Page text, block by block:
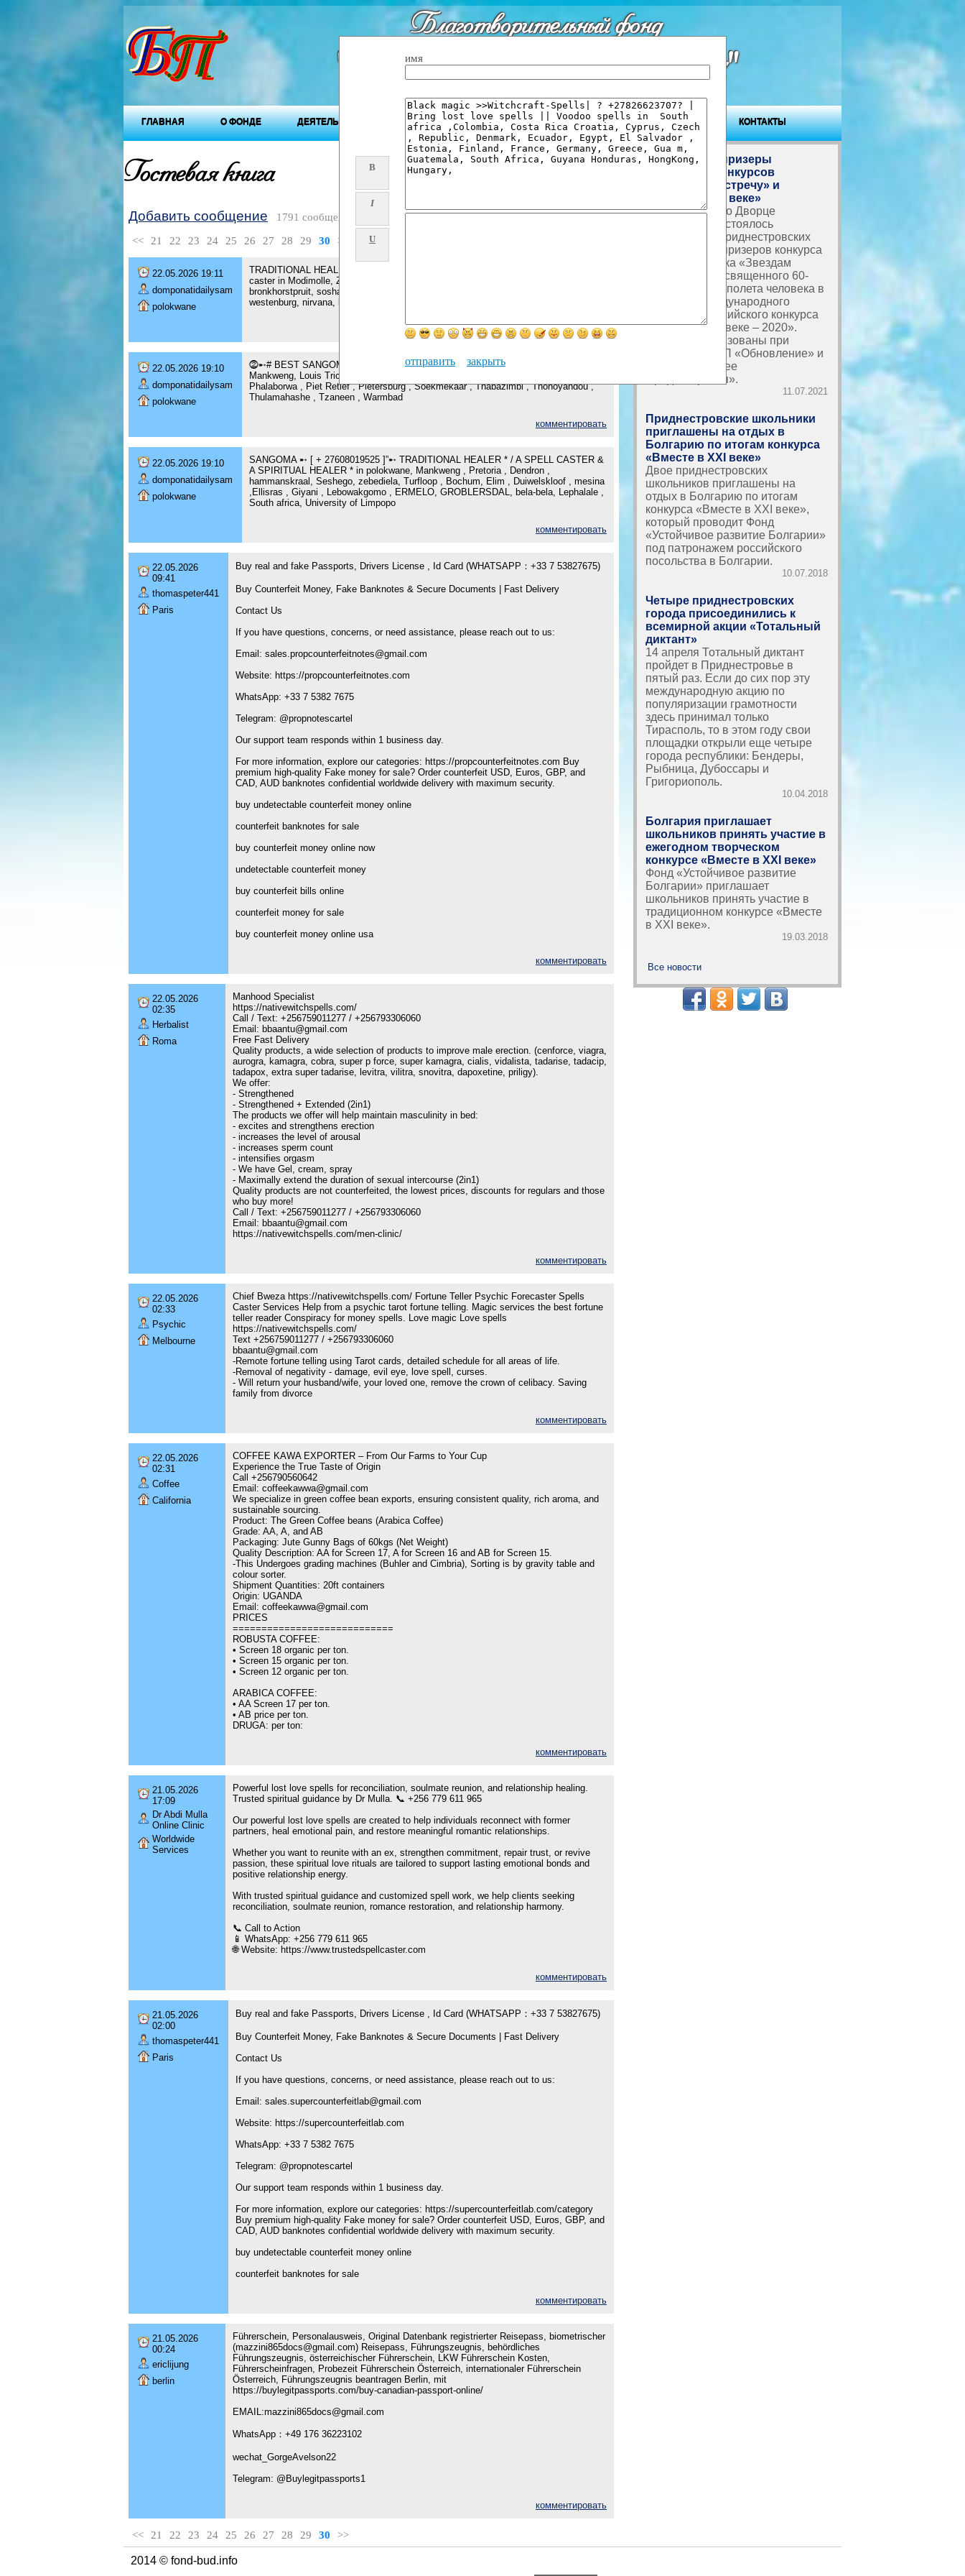
Благотворительный фонд
"Будущее Приднестровья"
ГЛАВНАЯ О ФОНДЕ ДЕЯТЕЛЬНОСТЬ ФОНДА ПРИДНЕСТРОВЬЕ ПРЕСС-ЦЕНТР ГОСТЕВАЯ КОНТАКТЫ
Гостевая книга B
I
U
имя
отправить закрыть
Добавить сообщение 1791 сообщений
<< 21 22 23 24 25 26 27 28 29 30 >>
22.05.2026 19:11
domponatidailysam
polokwane
TRADITIONAL HEALER [+ 27608019525 ]] ╬ SANGOMA in / spiritual healer & Spell
caster in Modimolle, Zebediela, Senwabarwana, Dendron, Naboom , Botokwa,
bronkhorstpruit, soshanguve, mamelodi, mabopane, vosloorus, Mafikeng,
westenburg, nirvana, bendor, bugersfort, South africa
комментировать
22.05.2026 19:10
domponatidailysam
polokwane
⓶➸# BEST SANGOMA - [+ 27608019525] GIFTED -TRADITIONAL HEALER in
Mankweng, Louis Trichardt , Lulekano , Mussina , Mutale , Nkowakowa , Nylstroom ,
Phalaborwa , Piet Retief , Pietersburg , Soekmekaar , Thabazimbi , Thohoyandou ,
Thulamahashe , Tzaneen , Warmbad
комментировать
22.05.2026 19:10
domponatidailysam
polokwane
SANGOMA ➸ [ + 27608019525 ]”➸ TRADITIONAL HEALER * / A SPELL CASTER &
A SPIRITUAL HEALER * in polokwane, Mankweng , Pretoria , Dendron ,
hammanskraal, Seshego, zebediela, Turfloop , Bochum, Elim , Duiwelskloof , mesina
,Ellisras , Giyani , Lebowakgomo , ERMELO, GROBLERSDAL, bela-bela, Lephalale ,
South africa, University of Limpopo
комментировать
22.05.2026
09:41
thomaspeter441
Paris
Buy real and fake Passports, Drivers License , Id Card (WHATSAPP：+33 7 53827675)
Buy Counterfeit Money, Fake Banknotes & Secure Documents | Fast Delivery
Contact Us
If you have questions, concerns, or need assistance, please reach out to us:
Email: sales.propcounterfeitnotes@gmail.com
Website: https://propcounterfeitnotes.com
WhatsApp: +33 7 5382 7675
Telegram: @propnotescartel
Our support team responds within 1 business day.
For more information, explore our categories: https://propcounterfeitnotes.com Buy
premium high-quality Fake money for sale? Order counterfeit USD, Euros, GBP, and
CAD, AUD banknotes confidential worldwide delivery with maximum security.
buy undetectable counterfeit money online
counterfeit banknotes for sale
buy counterfeit money online now
undetectable counterfeit money
buy counterfeit bills online
counterfeit money for sale
buy counterfeit money online usa
комментировать
22.05.2026
02:35
Herbalist
Roma
Manhood Specialist
https://nativewitchspells.com/
Call / Text: +256759011277 / +256793306060
Email: bbaantu@gmail.com
Free Fast Delivery
Quality products, a wide selection of products to improve male erection. (cenforce, viagra,
aurogra, kamagra, cobra, super p force, super kamagra, cialis, vidalista, tadarise, tadacip,
tadapox, extra super tadarise, levitra, vilitra, snovitra, dapoxetine, priligy).
We offer:
- Strengthened
- Strengthened + Extended (2in1)
The products we offer will help maintain masculinity in bed:
- excites and strengthens erection
- increases the level of arousal
- increases sperm count
- intensifies orgasm
- We have Gel, cream, spray
- Maximally extend the duration of sexual intercourse (2in1)
Quality products are not counterfeited, the lowest prices, discounts for regulars and those
who buy more!
Call / Text: +256759011277 / +256793306060
Email: bbaantu@gmail.com
https://nativewitchspells.com/men-clinic/
комментировать
22.05.2026
02:33
Psychic
Melbourne
Chief Bweza https://nativewitchspells.com/ Fortune Teller Psychic Forecaster Spells
Caster Services Help from a psychic tarot fortune telling. Magic services the best fortune
teller reader Conspiracy for money spells. Love magic Love spells
https://nativewitchspells.com/
Text +256759011277 / +256793306060
bbaantu@gmail.com
-Remote fortune telling using Tarot cards, detailed schedule for all areas of life.
-Removal of negativity - damage, evil eye, love spell, curses.
- Will return your husband/wife, your loved one, remove the crown of celibacy. Saving
family from divorce
комментировать
22.05.2026
02:31
Coffee
California
COFFEE KAWA EXPORTER – From Our Farms to Your Cup
Experience the True Taste of Origin
Call +256790560642
Email: coffeekawwa@gmail.com
We specialize in green coffee bean exports, ensuring consistent quality, rich aroma, and
sustainable sourcing.
Product: The Green Coffee beans (Arabica Coffee)
Grade: AA, A, and AB
Packaging: Jute Gunny Bags of 60kgs (Net Weight)
Quality Description: AA for Screen 17, A for Screen 16 and AB for Screen 15.
-This Undergoes grading machines (Buhler and Cimbria), Sorting is by gravity table and
colour sorter.
Shipment Quantities: 20ft containers
Origin: UGANDA
Email: coffeekawwa@gmail.com
PRICES
============================
ROBUSTA COFFEE:
•⁠ ⁠Screen 18 organic per ton.
•⁠ ⁠Screen 15 organic per ton.
•⁠ ⁠Screen 12 organic per ton.
ARABICA COFFEE:
•⁠ ⁠AA Screen 17 per ton.
•⁠ ⁠AB price per ton.
DRUGA: per ton:
комментировать
21.05.2026
17:09
Dr Abdi Mulla
Online Clinic
Worldwide
Services
Powerful lost love spells for reconciliation, soulmate reunion, and relationship healing.
Trusted spiritual guidance by Dr Mulla. 📞 +256 779 611 965
Our powerful lost love spells are created to help individuals reconnect with former
partners, heal emotional pain, and restore meaningful romantic relationships.
Whether you want to reunite with an ex, strengthen commitment, repair trust, or revive
passion, these spiritual love rituals are tailored to support lasting emotional bonds and
positive relationship energy.
With trusted spiritual guidance and customized spell work, we help clients seeking
reconciliation, soulmate reunion, romance restoration, and relationship harmony.
📞 Call to Action
📱 WhatsApp: +256 779 611 965
🌐 Website: https://www.trustedspellcaster.com
комментировать
21.05.2026
02:00
thomaspeter441
Paris
Buy real and fake Passports, Drivers License , Id Card (WHATSAPP：+33 7 53827675)
Buy Counterfeit Money, Fake Banknotes & Secure Documents | Fast Delivery
Contact Us
If you have questions, concerns, or need assistance, please reach out to us:
Email: sales.supercounterfeitlab@gmail.com
Website: https://supercounterfeitlab.com
WhatsApp: +33 7 5382 7675
Telegram: @propnotescartel
Our support team responds within 1 business day.
For more information, explore our categories: https://supercounterfeitlab.com/category
Buy premium high-quality Fake money for sale? Order counterfeit USD, Euros, GBP, and
CAD, AUD banknotes confidential worldwide delivery with maximum security.
buy undetectable counterfeit money online
counterfeit banknotes for sale
комментировать
21.05.2026
00:24
ericlijung
berlin
Führerschein, Personalausweis, Original Datenbank registrierter Reisepass, biometrischer
(mazzini865docs@gmail.com) Reisepass, Führungszeugnis, behördliches
Führungszeugnis, österreichischer Führerschein, LKW Führerschein Kosten,
Führerscheinfragen, Probezeit Führerschein Österreich, internationaler Führerschein
Österreich, Führungszeugnis beantragen Berlin, mit
https://buylegitpassports.com/buy-canadian-passport-online/
EMAIL:mazzini865docs@gmail.com
WhatsApp：+49 176 36223102
wechat_GorgeAvelson22
Telegram: @Buylegitpassports1
комментировать
<< 21 22 23 24 25 26 27 28 29 30 >>
Награждены призеры
творческих конкурсов
«Звездам навстречу» и
«Вместе в XXI веке»
В Тирасполе, во Дворце
Республики, состоялось
награждение приднестровских
школьников – призеров конкурса
детского рисунка «Звездам
навстречу», посвященного 60-
летию первого полета человека в
космос, и Международного
болгарско-российского конкурса
«Вместе в XXI веке – 2020».
Проекты реализованы при
поддержке РПП «Обновление» и
фонда «Будущее
Приднестровья».
11.07.2021
Приднестровские школьники
приглашены на отдых в
Болгарию по итогам конкурса
«Вместе в XXI веке»
Двое приднестровских
школьников приглашены на
отдых в Болгарию по итогам
конкурса «Вместе в XXI веке»,
который проводит Фонд
«Устойчивое развитие Болгарии»
под патронажем российского
посольства в Болгарии.
10.07.2018
Четыре приднестровских
города присоединились к
всемирной акции «Тотальный
диктант»
14 апреля Тотальный диктант
пройдет в Приднестровье в
пятый раз. Если до сих пор эту
международную акцию по
популяризации грамотности
здесь принимал только
Тирасполь, то в этом году свои
площадки открыли еще четыре
города республики: Бендеры,
Рыбница, Дубоссары и
Григориополь.
10.04.2018
Болгария приглашает
школьников принять участие в
ежегодном творческом
конкурсе «Вместе в ХХІ веке»
Фонд «Устойчивое развитие
Болгарии» приглашает
школьников принять участие в
традиционном конкурсе «Вместе
в ХХІ веке».
19.03.2018
Все новости
2014 © fond-bud.info